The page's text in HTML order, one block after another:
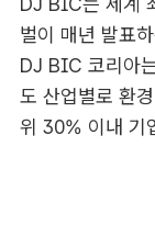
벌이 매년 발표
DJ BIC 코리아
도 산업별로 환
위 30% 이내 기